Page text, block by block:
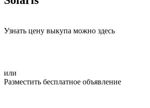
Узнать цену выкупа можно здесь
или
Разместить бесплатное объявление